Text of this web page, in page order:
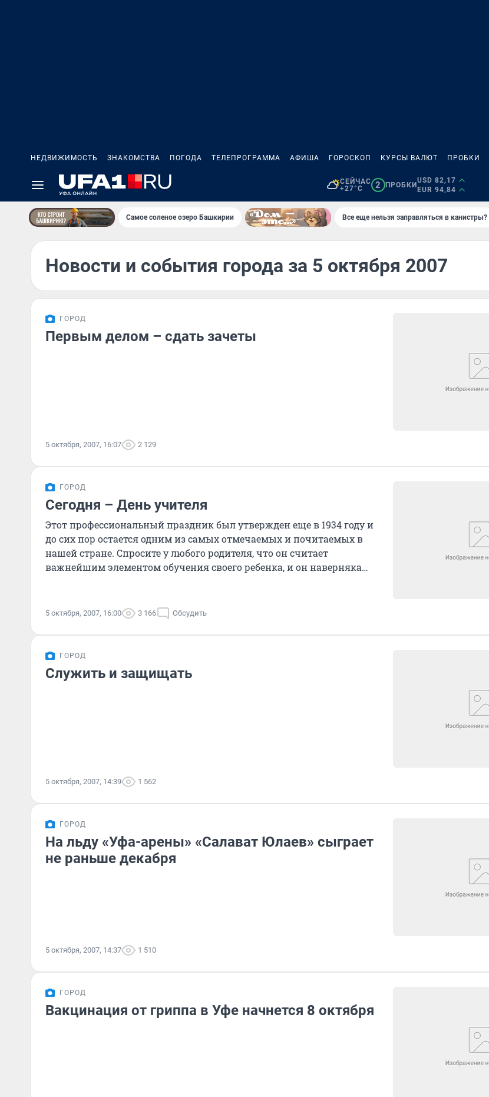
НЕДВИЖИМОСТЬ ЗНАКОМСТВА ПОГОДА ТЕЛЕПРОГРАММА АФИША ГОРОСКОП КУРСЫ ВАЛЮТ ПРОБКИ
СЕЙЧАС
+27°C
2 ПРОБКИ
USD 82,17
EUR 94,84
Самое соленое озеро Башкирии Все еще нельзя заправляться в канистры?
Новости и события города за 5 октября 2007
ГОРОД
Первым делом – сдать зачеты
5 октября, 2007, 16:07 2 129
ГОРОД
Сегодня – День учителя
Этот профессиональный праздник был утвержден еще в 1934 году и
до сих пор остается одним из самых отмечаемых и почитаемых в
нашей стране. Спросите у любого родителя, что он считает
важнейшим элементом обучения своего ребенка, и он наверняка
5 октября, 2007, 16:00 3 166 Обсудить
ГОРОД
Служить и защищать
5 октября, 2007, 14:39 1 562
ГОРОД
На льду «Уфа-арены» «Салават Юлаев» сыграет
не раньше декабря
5 октября, 2007, 14:37 1 510
ГОРОД
Вакцинация от гриппа в Уфе начнется 8 октября